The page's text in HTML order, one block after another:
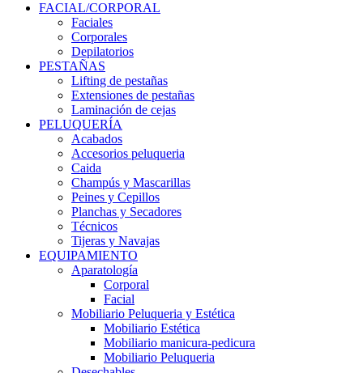
FACIAL/CORPORAL
Faciales
Corporales
Depilatorios
PESTAÑAS
Lifting de pestañas
Extensiones de pestañas
Laminación de cejas
PELUQUERÍA
Acabados
Accesorios peluqueria
Caida
Champús y Mascarillas
Peines y Cepillos
Planchas y Secadores
Técnicos
Tijeras y Navajas
EQUIPAMIENTO
Aparatología
Corporal
Facial
Mobiliario Peluqueria y Estética
Mobiliario Estética
Mobiliario manicura-pedicura
Mobiliario Peluqueria